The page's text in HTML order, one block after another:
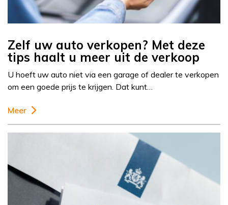
Zelf uw auto verkopen? Met deze
tips haalt u meer uit de verkoop
U hoeft uw auto niet via een garage of dealer te verkopen
om een goede prijs te krijgen. Dat kunt…
Meer